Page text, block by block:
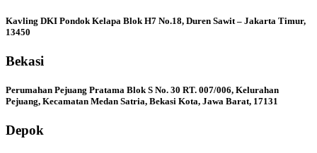
Kavling DKI Pondok Kelapa Blok H7 No.18, Duren Sawit – Jakarta Timur,
13450
Bekasi
Perumahan Pejuang Pratama Blok S No. 30 RT. 007/006, Kelurahan
Pejuang, Kecamatan Medan Satria, Bekasi Kota, Jawa Barat, 17131
Depok